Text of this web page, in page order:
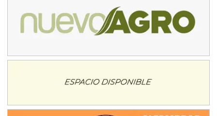
IAME SERIES ARGENTINA 6
Ramiro Tot (Asfalto)
KDO - F6
Trenque Lauquen (Buenos Aires)
Parque de la Velocidad (Asfalto)